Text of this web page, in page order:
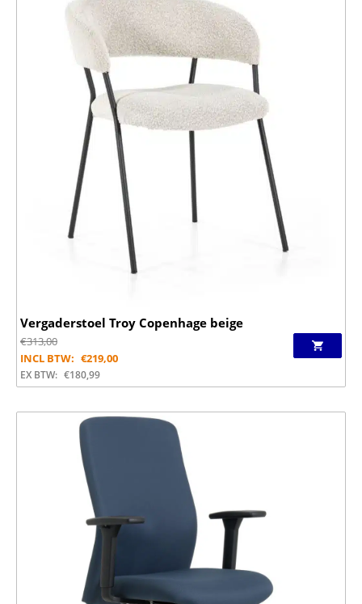
Vergaderstoel Troy Copenhage beige
€313,00
INCL BTW: €219,00
EX BTW: €180,99